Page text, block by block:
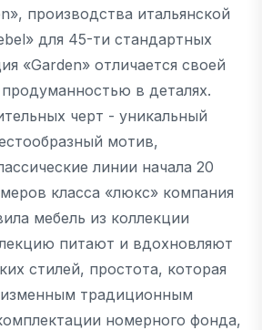
производства итальянской
для 45-ти стандартных
«Garden» отличается своей
в деталях.
черт - уникальный
мотив,
линии начала 20
класса «люкс» компания
мебель из коллекции
питают и вдохновляют
стилей, простота, которая
традиционным
номерного фонда,